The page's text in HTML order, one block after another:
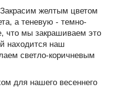
желтым цветом
а теневую - темно-
что мы закрашиваем это
находится наш
светло-коричневым
для нашего весеннего